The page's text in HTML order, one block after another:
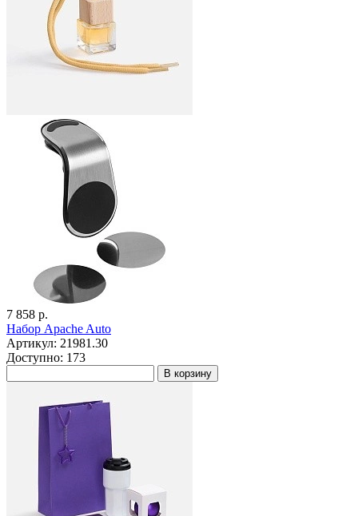
7 858 р.
Набор Apache Auto
Артикул: 21981.30
Доступно: 173
В корзину